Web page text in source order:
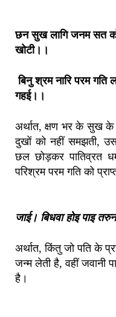
छन सुख लागि जनम सत
खोटी।।
बिनु श्रम नारि परम
गहई।।
अर्थात, क्षण भर के सुख
दुखों को नहीं समझती,
छल छोड़कर पातिव्रत
परिश्रम परम गति को
जाई। बिधवा होइ पाइ
अर्थात, किंतु जो पति के
जन्म लेती है, वहीं जवानी
है।